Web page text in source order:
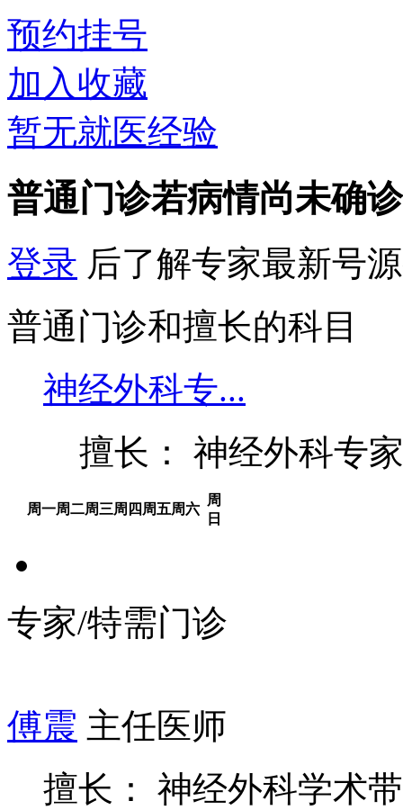
预约挂号
加入收藏
暂无就医经验
普通门诊若病情尚未确
登录 后了解专家最新号
普通门诊和擅长的科目
神经外科专...
擅长： 神经外科专
周一周二周三周四 周五周六
周
日
专家/特需门诊
傅震 主任医师
擅长： 神经外科学术